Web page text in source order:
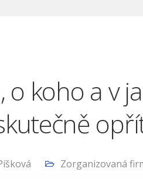
o koho a v
Zorganizovaná